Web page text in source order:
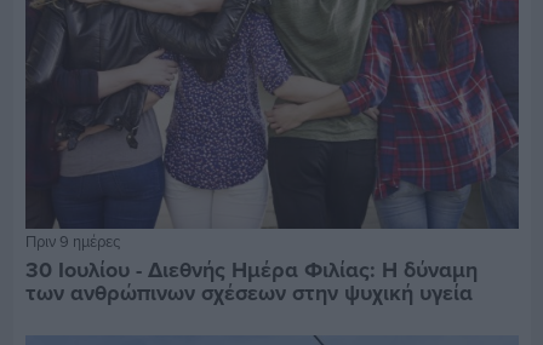
Πριν 9 ημέρες
30 Ιουλίου - Διεθνής Ημέρα Φιλίας: Η δύναμη
των ανθρώπινων σχέσεων στην ψυχική υγεία